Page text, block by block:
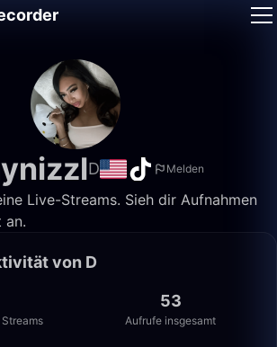
D Melden
Live-Streams. Sieh dir Aufnahmen
an.
von D
53
Aufrufe insgesamt